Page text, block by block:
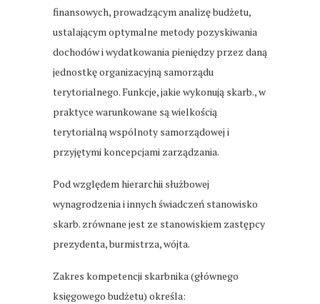
finansowych, prowadzącym analizę budżetu,
ustalającym optymalne metody pozyskiwania
dochodów i wydatkowania pieniędzy przez daną
jednostkę organizacyjną samorządu
terytorialnego. Funkcje, jakie wykonują skarb., w
praktyce warunkowane są wielkością
terytorialną wspólnoty samorządowej i
przyjętymi koncepcjami zarządzania.
Pod względem hierarchii służbowej
wynagrodzenia i innych świadczeń stanowisko
skarb. zrównane jest ze stanowiskiem zastępcy
prezydenta, burmistrza, wójta.
Zakres kompetencji skarbnika (głównego
księgowego budżetu) określa: